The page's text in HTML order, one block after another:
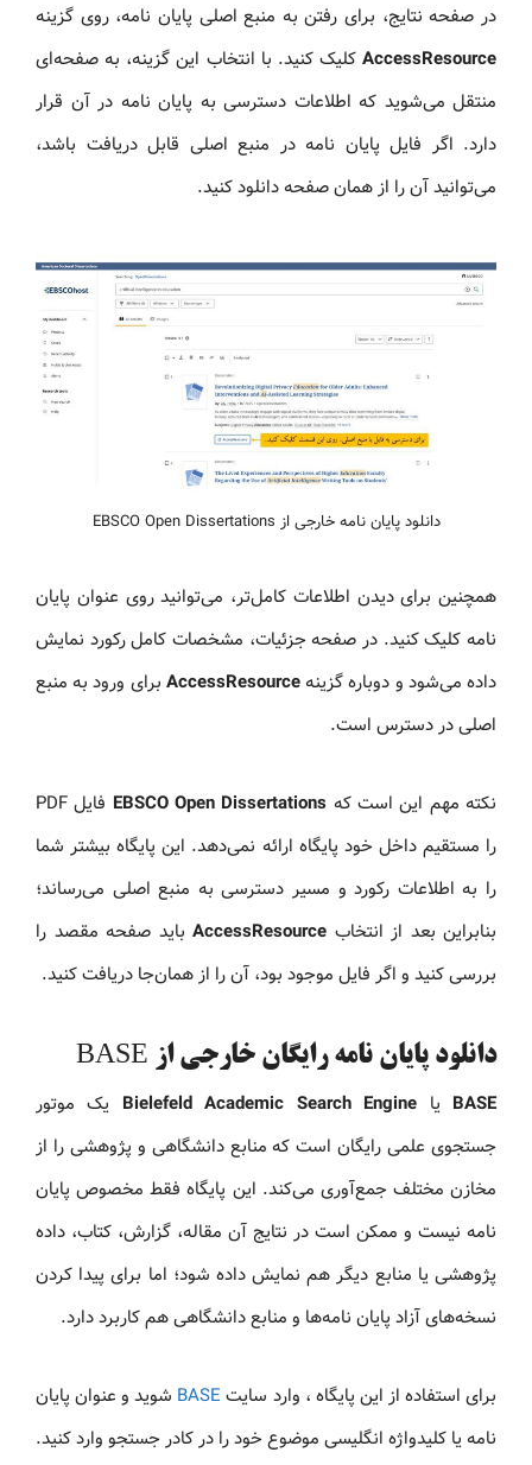
در صفحه نتایج، برای رفتن به منبع اصلی پایان نامه، روی گزینه
AccessResource کلیک کنید. با انتخاب این گزینه، به صفحه‌ای
منتقل می‌شوید که اطلاعات دسترسی به پایان نامه در آن قرار
دارد. اگر فایل پایان نامه در منبع اصلی قابل دریافت باشد،
می‌توانید آن را از همان صفحه دانلود کنید.
دانلود پایان نامه خارجی از EBSCO Open Dissertations
همچنین برای دیدن اطلاعات کامل‌تر، می‌توانید روی عنوان پایان
نامه کلیک کنید. در صفحه جزئیات، مشخصات کامل رکورد نمایش
داده می‌شود و دوباره گزینهAccessResource برای ورود به منبع
اصلی در دسترس است.
نکته مهم این است که EBSCO Open Dissertations
فایل PDF
را مستقیم داخل خود پایگاه ارائه نمی‌دهد. این پایگاه بیشتر شما
را به اطلاعات رکورد و مسیر دسترسی به منبع اصلی می‌رساند؛
بنابراین بعد از انتخاب AccessResource باید صفحه مقصد را
بررسی کنید و اگر فایل موجود بود، آن را از همان‌جا دریافت کنید.
دانلود پایان نامه رایگان خارجی از BASE
BASE یا Bielefeld Academic Search Engine یک موتور
جستجوی علمی رایگان است که منابع دانشگاهی و پژوهشی را از
مخازن مختلف جمع‌آوری می‌کند. این پایگاه فقط مخصوص پایان
نامه نیست و ممکن است در نتایج آن مقاله، گزارش، کتاب، داده
پژوهشی یا منابع دیگر هم نمایش داده شود؛ اما برای پیدا کردن
نسخه‌های آزاد پایان نامه‌ها و منابع دانشگاهی هم کاربرد دارد.
برای استفاده از این پایگاه ، وارد سایت BASE شوید و عنوان پایان
نامه یا کلیدواژه انگلیسی موضوع خود را در کادر جستجو وارد کنید.